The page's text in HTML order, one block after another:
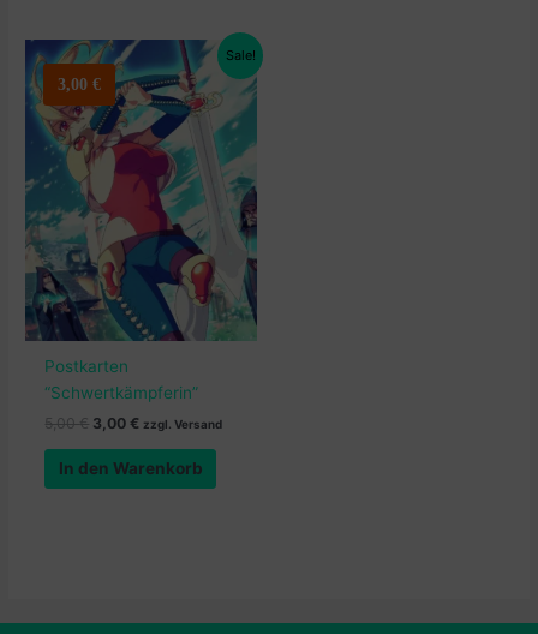
Sale!
3,00€
Postkarten
“Schwertkämpferin”
5,00€ Ursprünglicher
war:
5,00 €
3,00€ Aktueller
3,00 €.
zzgl. Versand
In den Warenkorb